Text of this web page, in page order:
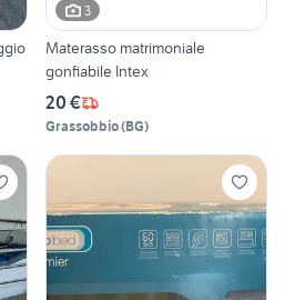
3
Materasso matrimoniale
gonfiabile Intex
20 €
Grassobbio(BG)